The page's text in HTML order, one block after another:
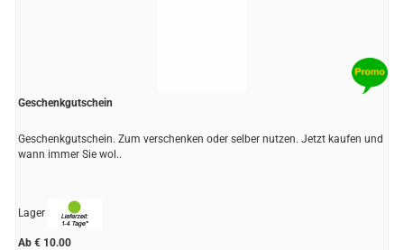
Geschenkgutschein
Geschenkgutschein. Zum verschenken oder selber nutzen. Jetzt kaufen und
wann immer Sie wol..
Lager
Ab € 10.00